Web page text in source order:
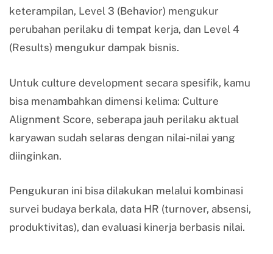
keterampilan, Level 3 (Behavior) mengukur
perubahan perilaku di tempat kerja, dan Level 4
(Results) mengukur dampak bisnis.
Untuk culture development secara spesifik, kamu
bisa menambahkan dimensi kelima: Culture
Alignment Score, seberapa jauh perilaku aktual
karyawan sudah selaras dengan nilai-nilai yang
diinginkan.
Pengukuran ini bisa dilakukan melalui kombinasi
survei budaya berkala, data HR (turnover, absensi,
produktivitas), dan evaluasi kinerja berbasis nilai.